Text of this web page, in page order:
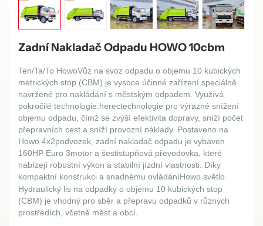
Zadní Nakladač Odpadu HOWO 10cbm
Ten/Ta/To HowoVůz na svoz odpadu o objemu 10 kubických
metrických stop (CBM) je vysoce účinné zařízení speciálně
navržené pro nakládání s městským odpadem. Využívá
pokročilé technologie. herectechnologie pro výrazné snížení
objemu odpadu, čímž se zvýší efektivita dopravy, sníží počet
přepravních cest a sníží provozní náklady. Postaveno na
Howo 4x2podvozek, zadní nakladač odpadu je vybaven
160HP Euro 3motor a šestistupňová převodovka, které
nabízejí robustní výkon a stabilní jízdní vlastnosti. Díky
kompaktní konstrukci a snadnému ovládáníHowo světlo
Hydraulický lis na odpadky o objemu 10 kubických stop
(CBM) je vhodný pro sběr a přepravu odpadků v různých
prostředích, včetně měst a obcí.